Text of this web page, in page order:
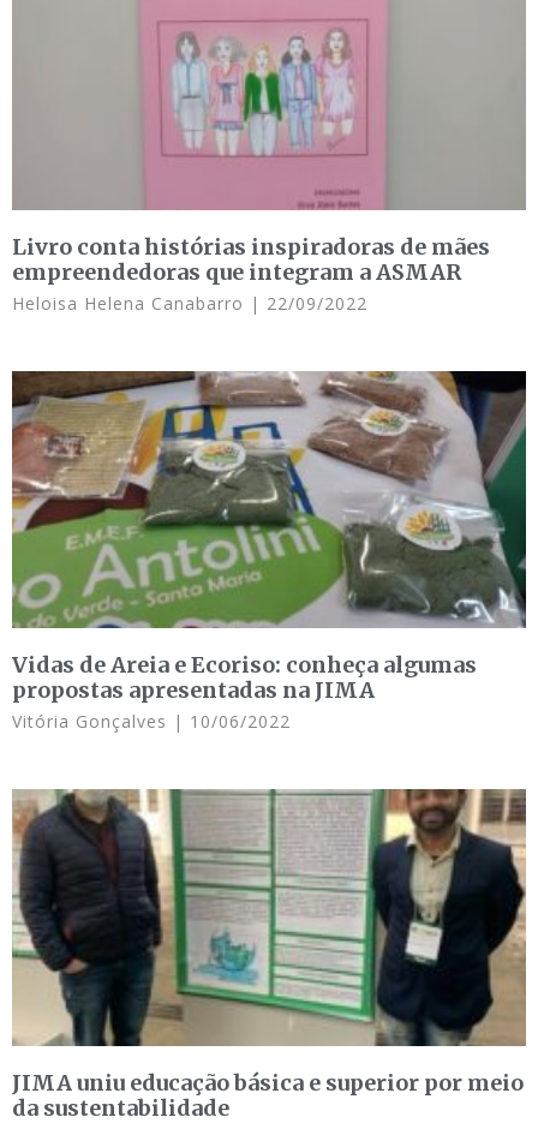
Livro conta histórias inspiradoras de mães
empreendedoras que integram a ASMAR
Heloisa Helena Canabarro 22/09/2022
Vidas de Areia e Ecoriso: conheça algumas
propostas apresentadas na JIMA
Vitória Gonçalves 10/06/2022
JIMA uniu educação básica e superior por meio
da sustentabilidade